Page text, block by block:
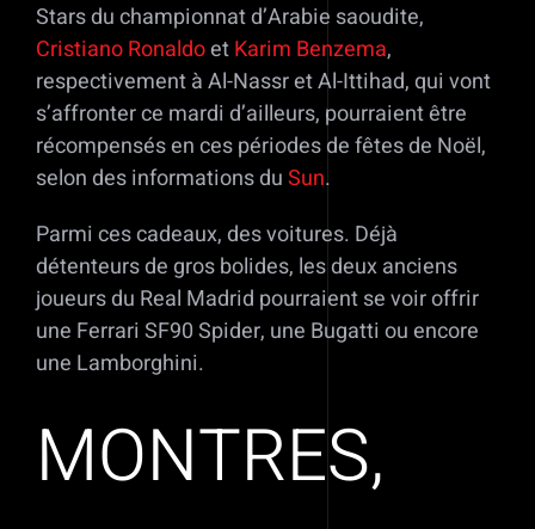
Stars du championnat d’Arabie saoudite,
Cristiano RonaldoetKarim Benzema,
respectivement à Al-Nassr et Al-Ittihad, qui vont
s’affronter ce mardi d’ailleurs, pourraient être
récompensés en ces périodes de fêtes de Noël,
selon des informations duSun.
Parmi ces cadeaux, des voitures. Déjà
détenteurs de gros bolides, les deux anciens
joueurs du Real Madrid pourraient se voir offrir
une Ferrari SF90 Spider, une Bugatti ou encore
une Lamborghini.
MONTRES,